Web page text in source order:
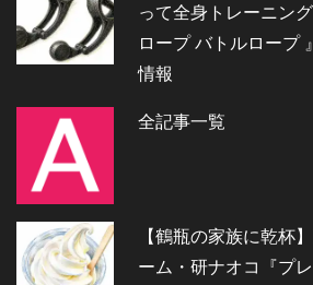
って全身トレーニン
ロープ バトルロープ
情報
全記事一覧
【鶴瓶の家族に乾杯
ーム・研ナオコ『プ